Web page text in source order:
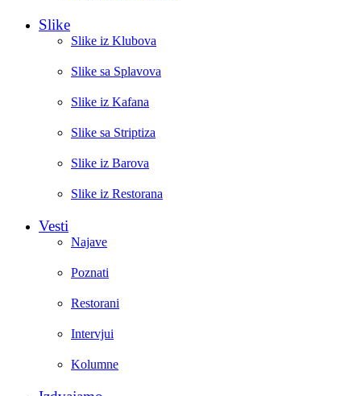
Slike
Slike iz Klubova
Slike sa Splavova
Slike iz Kafana
Slike sa Striptiza
Slike iz Barova
Slike iz Restorana
Vesti
Najave
Poznati
Restorani
Intervjui
Kolumne